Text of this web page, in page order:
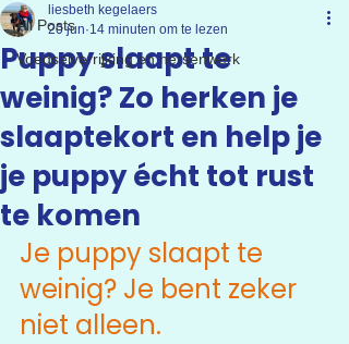
All Posts
Voedselverrijking en hersenwerk
Puppy slaapt te
weinig? Zo herken je
slaaptekort en help je
je puppy écht tot rust
te komen
liesbeth kegelaers
20 jun 14 minuten om te lezen
Je puppy slaapt te
weinig? Je bent zeker
niet alleen.